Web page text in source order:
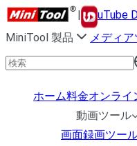
|
uTube
MiniTool 製品
メディ
ホーム料金オンライ
動画ツール
画面録画ツー